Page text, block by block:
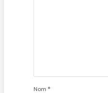
Nom *